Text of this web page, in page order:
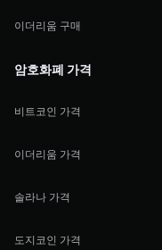
이더리움 구매
암호화폐 가격
비트코인 가격
이더리움 가격
솔라나 가격
도지코인 가격